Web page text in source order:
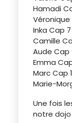
Hamadi
Véronique
Inka Cap 7
Camille
Aude Cap
Emma
Marc Cap
Marie-
Une fois
notre